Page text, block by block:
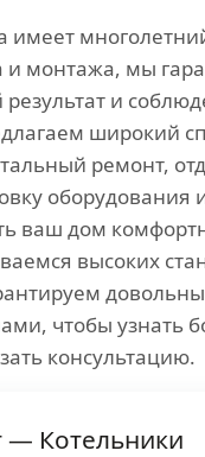
и монтажа, мы
и
широкий
ремонт,
ваш дом
высоких
чтобы узнать
консультацию.
— Котельники